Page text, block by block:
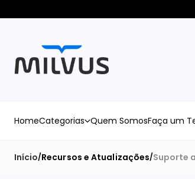
HomeCategorias Quem SomosFaça um
Início/Recursos e Atualizações/Suporte